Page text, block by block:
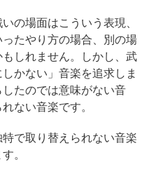
の場面はこういう表現、
たやり方の場合、別の場
しれません。しかし、武
かない」音楽を追求しま
たのでは意味がない音
ない音楽です。
で取り替えられない音楽
。